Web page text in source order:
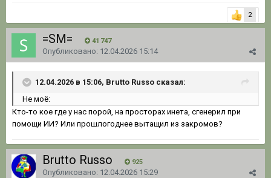
2
=SM= 41 747
Опубликовано: 12.04.2026 15:14
12.04.2026 в 15:06, Brutto Russo сказал:
Не моё:
Кто-то кое где у нас порой, на просторах инета, сгенерил при
помощи ИИ? Или прошлогоднее вытащил из закромов?
Brutto Russo 925
Опубликовано: 12.04.2026 15:29